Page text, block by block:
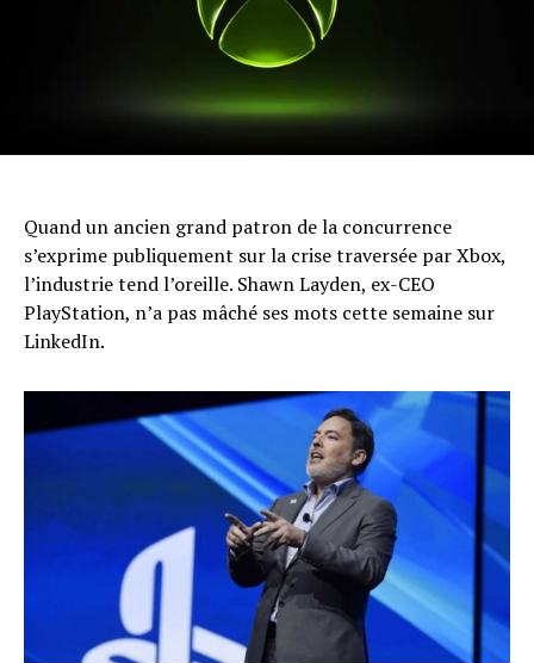
Quand un ancien grand patron de la concurrence
s’exprime publiquement sur la crise traversée par Xbox,
l’industrie tend l’oreille. Shawn Layden, ex-CEO
PlayStation, n’a pas mâché ses mots cette semaine sur
LinkedIn.